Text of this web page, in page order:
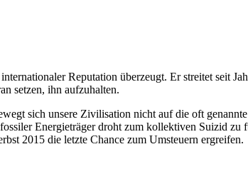
Reputation überzeugt. Er streitet seit
setzen, ihn aufzuhalten.
sich unsere Zivilisation nicht auf die oft
Energieträger droht zum kollektiven Suizid zu
2015 die letzte Chance zum Umsteuern ergreifen.